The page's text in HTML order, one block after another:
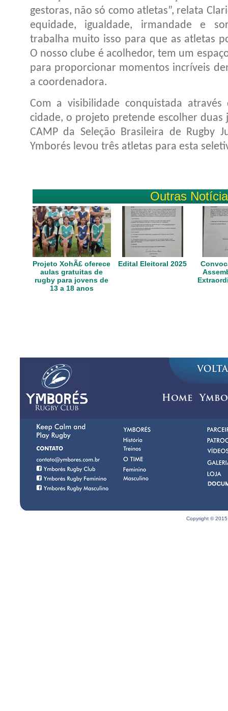
gestoras, não só como atletas”, relata
equidade, igualdade, irmandade e
trabalha muito isso para que as atletas
O nosso clube é acolhedor, tem um
para proporcionar momentos incríveis
a coordenadora.
Com a visibilidade conquistada
cidade, o projeto pretende escolher
CAMP da Seleção Brasileira de Rugby
Ymborés levou três atletas para esta
Outras
Projeto XohÃ£ oferece
aulas gratuitas de
rugby para jovens de
13 a 18 anos
Edital Eleitoral 2025
Home
Copyright ©